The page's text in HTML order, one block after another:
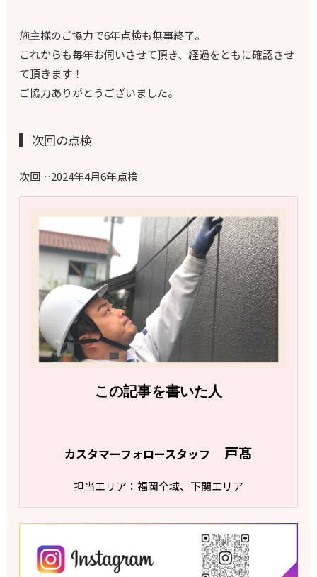
施主様のご協力で6年点検も無事終了。
これからも毎年お伺いさせて頂き、経過をともに確認させ
て頂きます！
ご協力ありがとうございました。
次回の点検
次回…2024年4月6年点検
この記事を書いた人
カスタマーフォロースタッフ 戸髙
担当エリア：福岡全域、下関エリア